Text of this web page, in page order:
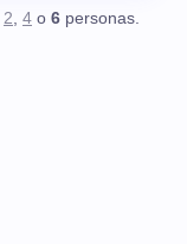
2, 4 o 6 personas.